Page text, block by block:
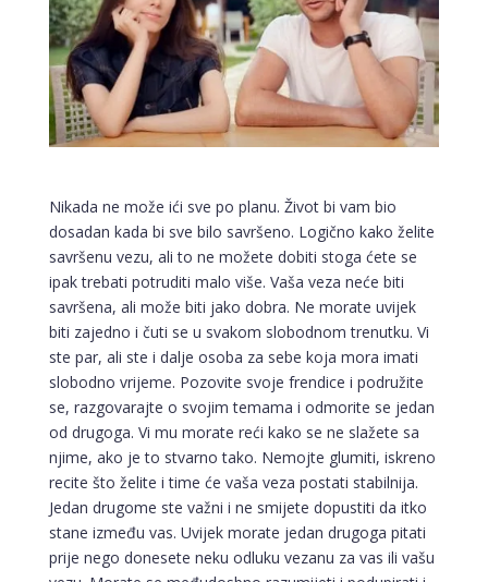
Nikada ne može ići sve po planu. Život bi vam bio
dosadan kada bi sve bilo savršeno. Logično kako želite
savršenu vezu, ali to ne možete dobiti stoga ćete se
ipak trebati potruditi malo više. Vaša veza neće biti
savršena, ali može biti jako dobra. Ne morate uvijek
biti zajedno i čuti se u svakom slobodnom trenutku. Vi
ste par, ali ste i dalje osoba za sebe koja mora imati
slobodno vrijeme. Pozovite svoje frendice i podružite
se, razgovarajte o svojim temama i odmorite se jedan
od drugoga. Vi mu morate reći kako se ne slažete sa
njime, ako je to stvarno tako. Nemojte glumiti, iskreno
recite što želite i time će vaša veza postati stabilnija.
Jedan drugome ste važni i ne smijete dopustiti da itko
stane između vas. Uvijek morate jedan drugoga pitati
prije nego donesete neku odluku vezanu za vas ili vašu